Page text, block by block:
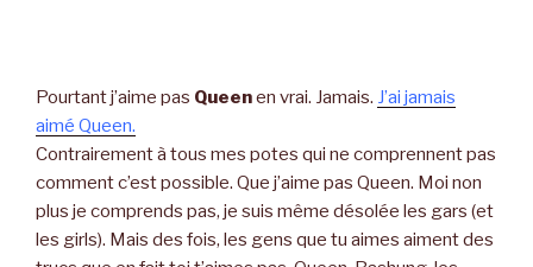
Pourtant j’aime pas Queenen vrai. Jamais. J’ai jamais
aimé Queen.
Contrairement à tous mes potes qui ne comprennent pas
comment c’est possible. Que j’aime pas Queen. Moi non
plus je comprends pas, je suis même désolée les gars (et
les girls). Mais des fois, les gens que tu aimes aiment des